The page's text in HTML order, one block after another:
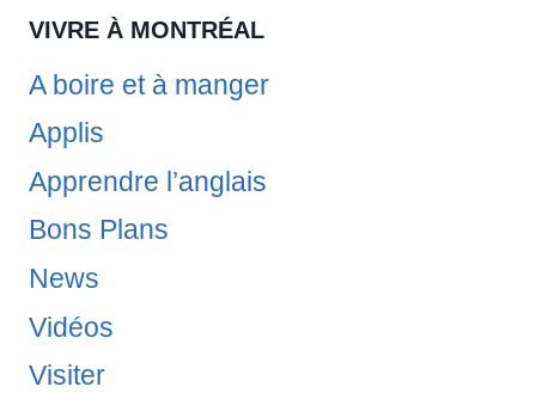
VIVRE À MONTRÉAL
A boire et à manger
Applis
Apprendre l’anglais
Bons Plans
News
Vidéos
Visiter